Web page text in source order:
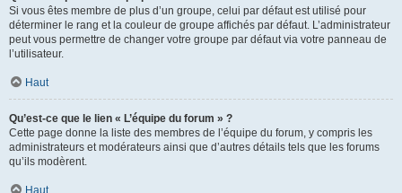
Si vous êtes membre de plus d’un groupe, celui par défaut est utilisé pour
déterminer le rang et la couleur de groupe affichés par défaut. L’administrateur
peut vous permettre de changer votre groupe par défaut via votre panneau de
l’utilisateur.
Haut
Qu’est-ce que le lien « L’équipe du forum » ?
Cette page donne la liste des membres de l’équipe du forum, y compris les
administrateurs et modérateurs ainsi que d’autres détails tels que les forums
qu’ils modèrent.
Haut